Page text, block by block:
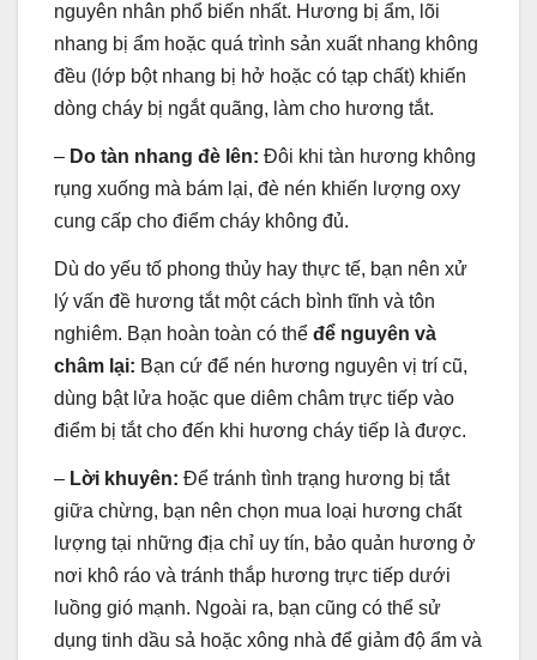
nguyên nhân phổ biến nhất. Hương bị ẩm, lõi
nhang bị ẩm hoặc quá trình sản xuất nhang không
đều (lớp bột nhang bị hở hoặc có tạp chất) khiến
dòng cháy bị ngắt quãng, làm cho hương tắt.
– Do tàn nhang đè lên: Đôi khi tàn hương không
rụng xuống mà bám lại, đè nén khiến lượng oxy
cung cấp cho điểm cháy không đủ.
Dù do yếu tố phong thủy hay thực tế, bạn nên xử
lý vấn đề hương tắt một cách bình tĩnh và tôn
nghiêm. Bạn hoàn toàn có thể để nguyên và
châm lại: Bạn cứ để nén hương nguyên vị trí cũ,
dùng bật lửa hoặc que diêm châm trực tiếp vào
điểm bị tắt cho đến khi hương cháy tiếp là được.
– Lời khuyên: Để tránh tình trạng hương bị tắt
giữa chừng, bạn nên chọn mua loại hương chất
lượng tại những địa chỉ uy tín, bảo quản hương ở
nơi khô ráo và tránh thắp hương trực tiếp dưới
luồng gió mạnh. Ngoài ra, bạn cũng có thể sử
dụng tinh dầu sả hoặc xông nhà để giảm độ ẩm và